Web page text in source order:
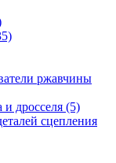
ржавчины
дросселя (5)
сцепления